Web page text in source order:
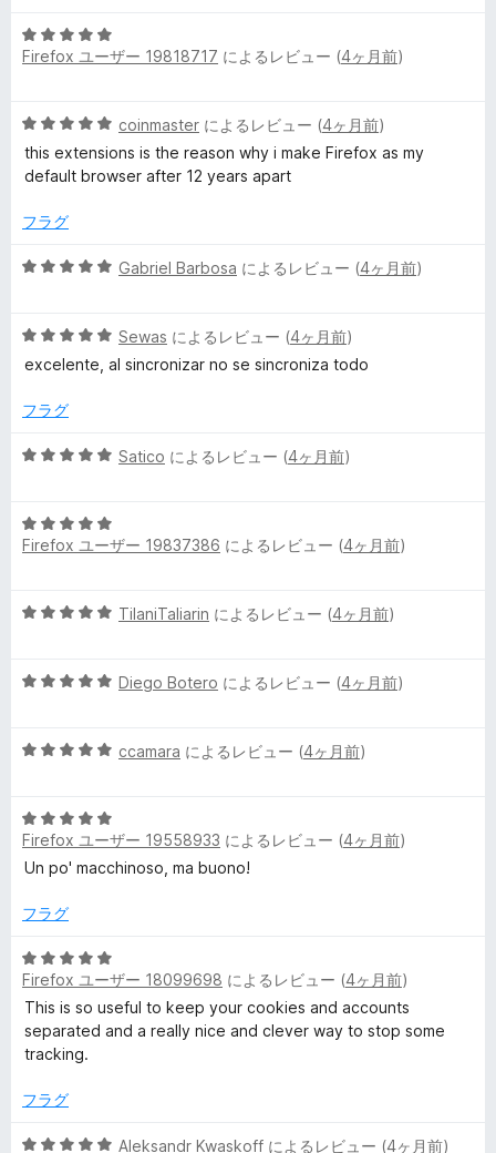
n
a
i
n
r
の
レ
ビ
ュ
ー
価
5
段
5
の
評
Firefox ユーザー 19818717 によるレビュー (4ヶ月前)
5
段
階
5
評
coinmaster によるレビュー (4ヶ月前)
this extensions is the reason why i make Firefox as my
default browser after 12 years apart
フラグ
5
中
5
評
Gabriel Barbosa によるレビュー (4ヶ月前)
5
段
中
の
Sewas によるレビュー (4ヶ月前)
excelente, al sincronizar no se sincroniza todo
フラグ
5
中
5
価
Satico によるレビュー (4ヶ月前)
5
段
5
価
Firefox ユーザー 19837386 によるレビュー (4ヶ月前)
5
中
評
TilaniTaliarin によるレビュー (4ヶ月前)
5
中
評
価
Diego Botero によるレビュー (4ヶ月前)
5
中
5
の
価
ccamara によるレビュー (4ヶ月前)
5
段
階
5
評
価
Firefox ユーザー 19558933 によるレビュー (4ヶ月前)
Un po' macchinoso, ma buono!
フラグ
5
段
階
中
5
評
Firefox ユーザー 18099698 によるレビュー (4ヶ月前)
This is so useful to keep your cookies and accounts
separated and a really nice and clever way to stop some
tracking.
フラグ
5 Aleksandr Kwaskoff によるレビュー (4ヶ月前)